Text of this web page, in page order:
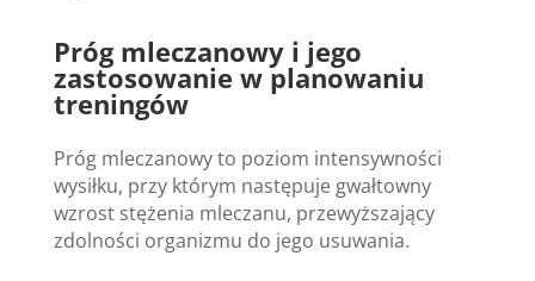
Próg mleczanowy i jego
zastosowanie w planowaniu
treningów
Próg mleczanowy to poziom intensywności
wysiłku, przy którym następuje gwałtowny
wzrost stężenia mleczanu, przewyższający
zdolności organizmu do jego usuwania.